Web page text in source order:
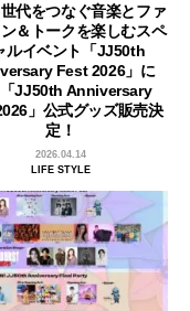
代をつなぐ音楽とファ
＆トークを楽しむスペ
ルイベント「JJ50th
Fest 2026」に
JJ50th Anniversary
」公式グッズ販売決
定！
2026.04.14
LIFE STYLE